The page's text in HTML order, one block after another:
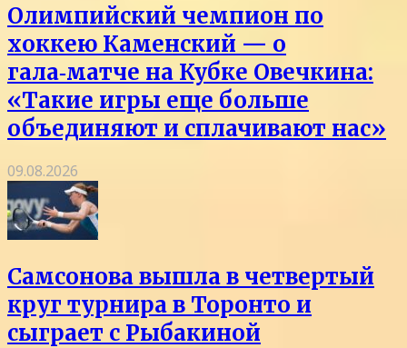
Олимпийский чемпион по
хоккею Каменский — о
гала‑матче на Кубке Овечкина:
«Такие игры еще больше
объединяют и сплачивают нас»
09.08.2026
Самсонова вышла в четвертый
круг турнира в Торонто и
сыграет с Рыбакиной